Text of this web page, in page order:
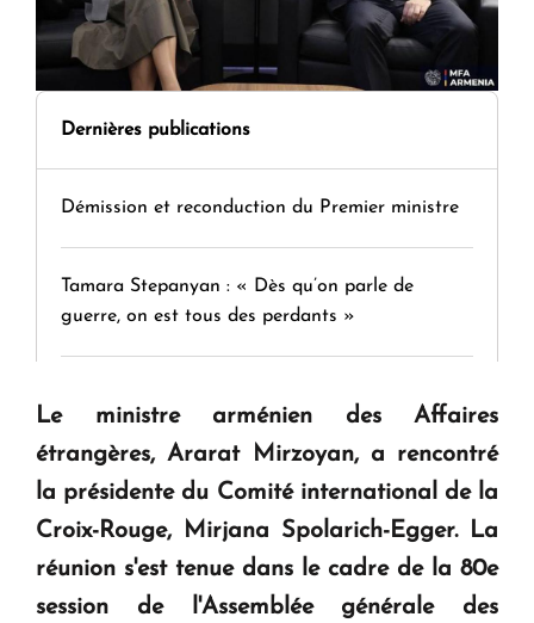
Dernières publications
Démission et reconduction du Premier ministre
Tamara Stepanyan : « Dès qu’on parle de
guerre, on est tous des perdants »
question d'un référendum ne se pose pas. "
KASA : 30 ans d'audace, de résilience et d'avenir
en Arménie
Le premier hôtel Hyatt Regency d'Arménie
Le ministre arménien des Affaires
étrangères, Ararat Mirzoyan, a rencontré
la présidente du Comité international de la
Croix-Rouge, Mirjana Spolarich-Egger. La
réunion s'est tenue dans le cadre de la 80e
session de l'Assemblée générale des